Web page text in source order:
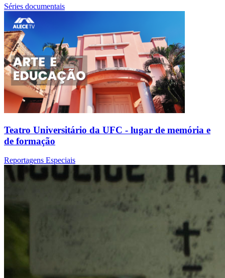
Séries documentais
Teatro Universitário da UFC - lugar de memória e
de formação
Reportagens Especiais